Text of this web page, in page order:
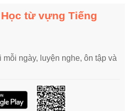
từ vựng Tiếng
mỗi ngày, luyện nghe, ôn tập và